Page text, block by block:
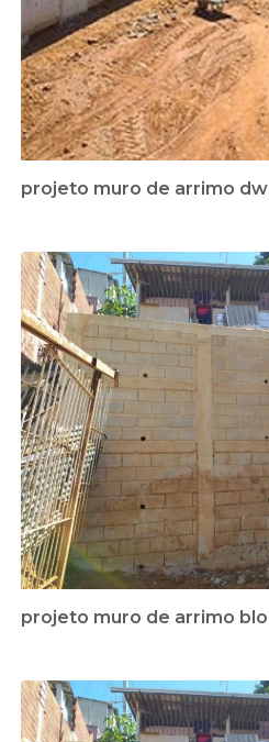
projeto muro de arrimo
projeto muro de arrimo